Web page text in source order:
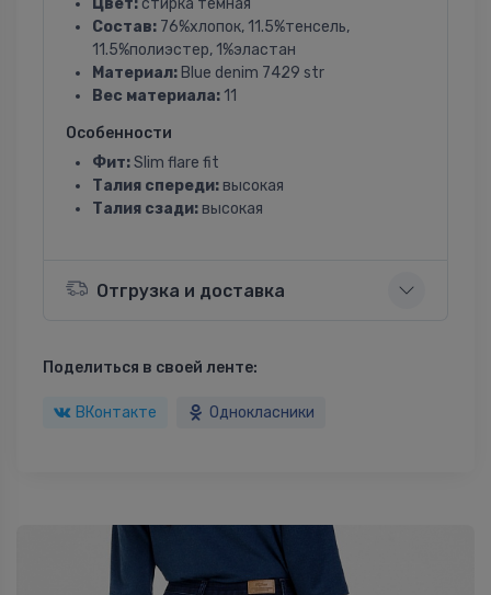
Цвет: стирка темная
Состав: 76%хлопок, 11.5%тенсель,
11.5%полиэстер, 1%эластан
Материал: Blue denim 7429 str
Вес материала: 11
Особенности
Фит:Slim flare fit
Талия спереди: высокая
Талия сзади: высокая
Отгрузка и доставка
Поделиться в своей ленте:
ВКонтакте Однокласники